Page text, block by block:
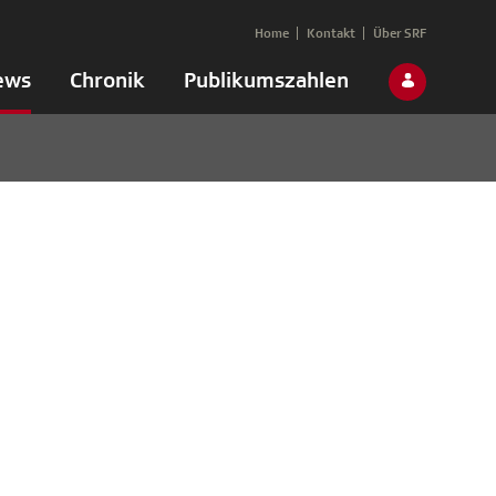
Chronik Publikumszahlen
Home Kontakt Über SRF